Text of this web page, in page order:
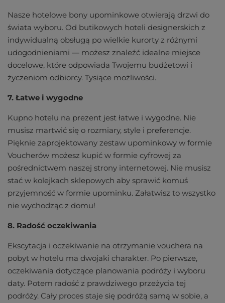
Nasze hotelowe bony upominkowe otwierają drzwi do
świata wyboru. Od butikowych hoteli designerskich z
indywidualną obsługą po wielkie kurorty z różnymi
udogodnieniami — możesz znaleźć idealne miejsce
docelowe, które odpowiada Twojemu budżetowi i
życzeniom odbiorcy. Tysiące możliwości.
7. Łatwe i wygodne
Kupno hotelu na prezent jest łatwe i wygodne. Nie
musisz martwić się o rozmiary, style i preferencje.
Pięknie zaprojektowany zestaw upominkowy w formie
Voucherów możesz kupić w formie cyfrowej za
pośrednictwem naszej strony internetowej. Nie musisz
stać w kolejkach sklepowych aby sprawić komuś
przyjemność w formie upominku. Załatwisz to wszystko
nie wychodząc z domu!
8. Radość oczekiwania
Ekscytacja i oczekiwanie na otrzymanie vouchera na
pobyt w hotelu ma dwojaki charakter. Po pierwsze,
oczekiwania dotyczące planowania podróży i wyboru
daty. Potem radość z prawdziwego przeżycia tej
podróży. Cały proces staje się podróżą samą w sobie, a